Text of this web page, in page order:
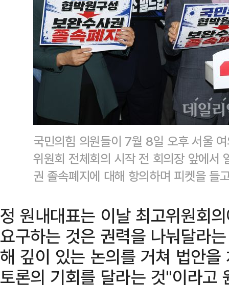
국민의힘 의원들이 7월 8일 오후 서울
위원회 전체회의 시작 전 회의장 앞에서
권 졸속폐지에 대해 항의하며 피켓을
정 원내대표는 이날 최고위원회
요구하는 것은 권력을 나눠달라
해 깊이 있는 논의를 거쳐 법안
토론의 기회를 달라는 것"이라고